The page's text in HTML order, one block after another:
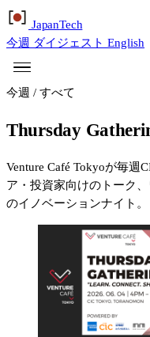
JapanTech
今週 ダイジェスト English
今週 / すべて
Thursday
Venture Café Tokyoが毎週
ア・投資家向けのトーク
のイノベーションナイト。